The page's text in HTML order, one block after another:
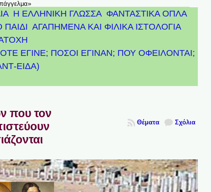
Η ΕΛΛΗΝΙΚΗ ΓΛΩΣΣΑ ΦΑΝΤΑΣΤΙΚΑ ΟΠΛΑ
ΠΑΙΔΙ ΑΓΑΠΗΜΕΝΑ ΚΑΙ ΦΙΛΙΚΑ ΙΣΤΟΛΟΓΙΑ
ΕΓΙΝΕ; ΠΟΣΟΙ ΕΓΙΝΑΝ; ΠΟΥ ΟΦΕΙΛΟΝΤΑΙ;
ΕΙΔΑ)
που τον
Σχόλια
Θέματα